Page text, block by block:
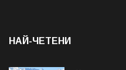
НАЙ-ЧЕТЕНИ